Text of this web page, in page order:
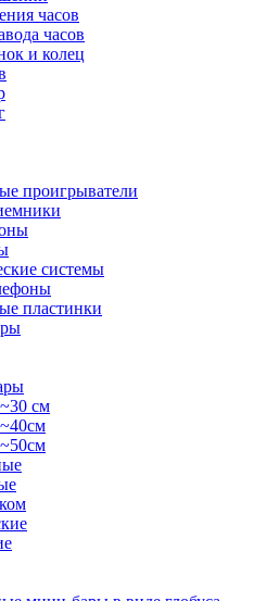
часов
часов
и колец
проигрыватели
системы
пластинки
см